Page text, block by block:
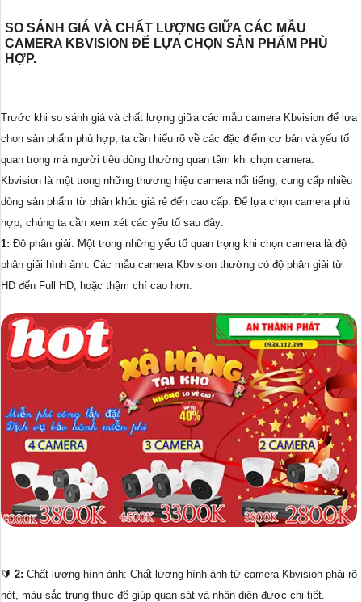
SO SÁNH GIÁ VÀ CHẤT LƯỢNG GIỮA CÁC MẪU
CAMERA KBVISION ĐỂ LỰA CHỌN SẢN PHẨM PHÙ
HỢP.
Trước khi so sánh giá và chất lượng giữa các mẫu camera Kbvision để lựa
chọn sản phẩm phù hợp, ta cần hiểu rõ về các đặc điểm cơ bản và yếu tố
quan trọng mà người tiêu dùng thường quan tâm khi chọn camera.
Kbvision là một trong những thương hiệu camera nổi tiếng, cung cấp nhiều
dòng sản phẩm từ phân khúc giá rẻ đến cao cấp. Để lựa chọn camera phù
hợp, chúng ta cần xem xét các yếu tố sau đây:
1: Độ phân giải: Một trong những yếu tố quan trọng khi chọn camera là độ
phân giải hình ảnh. Các mẫu camera Kbvision thường có độ phân giải từ
HD đến Full HD, hoặc thậm chí cao hơn.
🔰 2: Chất lượng hình ảnh: Chất lượng hình ảnh từ camera Kbvision phải rõ
nét, màu sắc trung thực để giúp quan sát và nhận diện được chi tiết.